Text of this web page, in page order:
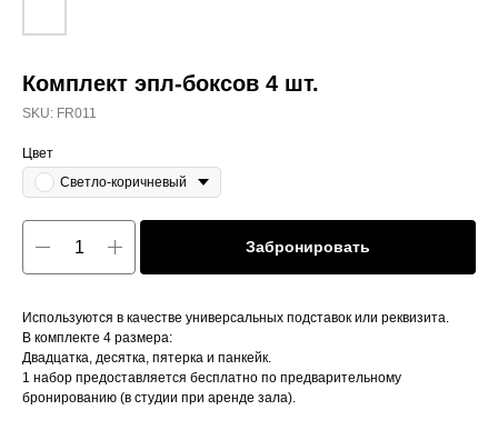
Комплект эпл-боксов 4 шт.
SKU: FR011
Цвет
Светло-коричневый
Забронировать
Используются в качестве универсальных подставок или реквизита.
В комплекте 4 размера:
Двадцатка, десятка, пятерка и панкейк.
1 набор предоставляется бесплатно по предварительному
бронированию (в студии при аренде зала).